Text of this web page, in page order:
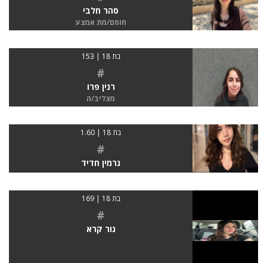
סהר חלבי
חוסם/מת אמצע
בת 18 | 153
#
רנין פרו
מצליב/ה
בת 18 | 1.60
#
נרמין חדיד
בת 18 | 169
#
נור קרא